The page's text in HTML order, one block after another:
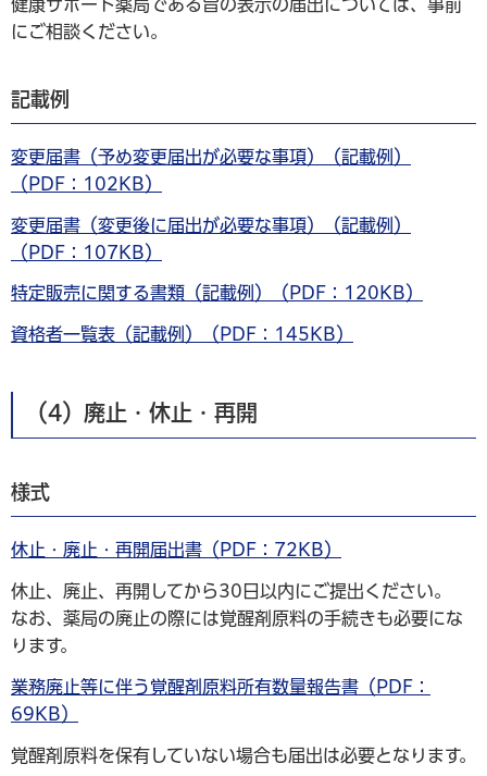
健康サポート薬局である旨の表示の届出については、事前
にご相談ください。
記載例
変更届書（予め変更届出が必要な事項）（記載例）
（PDF：102KB）
変更届書（変更後に届出が必要な事項）（記載例）
（PDF：107KB）
特定販売に関する書類（記載例）（PDF：120KB）
資格者一覧表（記載例）（PDF：145KB）
（4）廃止・休止・再開
様式
休止・廃止・再開届出書（PDF：72KB）
休止、廃止、再開してから30日以内にご提出ください。
なお、薬局の廃止の際には覚醒剤原料の手続きも必要にな
ります。
業務廃止等に伴う覚醒剤原料所有数量報告書（PDF：
69KB）
覚醒剤原料を保有していない場合も届出は必要となります。